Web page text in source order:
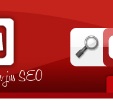
jus SEO